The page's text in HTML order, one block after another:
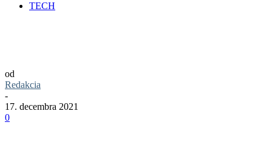
TECH
od
Redakcia
-
17. decembra 2021
0